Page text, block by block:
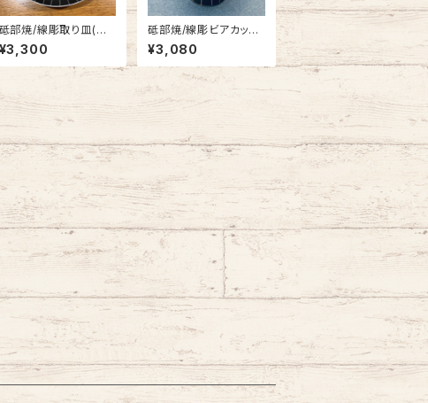
砥部焼/線彫取り皿(大)/
一夢工房
¥3,300
砥部焼/線彫ビアカップ
(大)/一夢工房
¥3,080